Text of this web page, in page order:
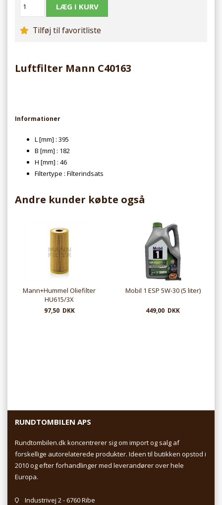
Tilføj til favoritliste
Luftfilter Mann C40163
Informationer
L [mm] : 395
B [mm] : 182
H [mm] : 46
Filtertype : Filterindsats
Andre kunder købte også
Mann+Hummel Oliefilter
HU615/3X
97,50 DKK
Mobil 1 ESP 5W-30 (5 liter)
449,00 DKK
RUNDTOMBILEN APS
Rundtombilen.dk koncentrerer sig om import og salg af
forskellige autorelaterede produkter. Ideen til butikken opstod i
2010 og efter forhandlinger med leverandører over hele
Europa.
Industrivej 2 - 6760 Ribe